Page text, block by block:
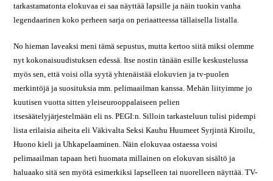
tarkastamatonta elokuvaa ei saa näyttää lapsille ja näin tuokin vanha
legendaarinen koko perheen sarja on periaatteessa tällaisella listalla.
No hieman laveaksi meni tämä sepustus, mutta kertoo siitä miksi olemme
nyt kokonaisuudistuksen edessä. Itse nostin tänään esille keskustelussa
myös sen, että voisi olla syytä yhtenäistää elokuvien ja tv-puolen
merkintöjä ja suosituksia mm. pelimaailman kanssa. Mehän liityimme jo
kuutisen vuotta sitten yleiseurooppalaiseen pelien
itsesäätelyjärjestelmään eli ns. PEGI:n. Silloin tarkasteluun tulisi pidempi
lista erilaisia aiheita eli Väkivalta Seksi Kauhu Huumeet Syrjintä Kiroilu,
Huono kieli ja Uhkapelaaminen. Näin elokuvaa ostaessa voisi
pelimaailman tapaan heti huomata millainen on elokuvan sisältö ja
haluaako sitä sen myötä esimerkiksi lapselleen tai nuorelleen näyttää. TV-